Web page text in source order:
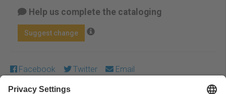
Help us complete the cataloging
Suggest change
Facebook Twitter Email